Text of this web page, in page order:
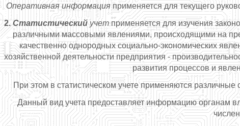
Оперативная информацияприменяется для текущего
2.Статистическийучетприменяется для изучения
различными массовыми явлениями, происходящими на
качественно однородных социально-экономических
хозяйственной деятельности предприятия -
развития процессов и
При этом в статистическом учете применяются
Данный вид учета предоставляет информацию органам